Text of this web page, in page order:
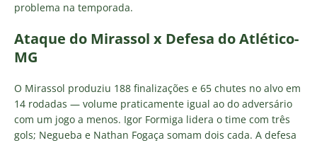
problema na temporada.
Ataque do Mirassol x Defesa do Atlético-
MG
O Mirassol produziu 188 finalizações e 65 chutes no alvo em
14 rodadas — volume praticamente igual ao do adversário
com um jogo a menos. Igor Formiga lidera o time com três
gols; Negueba e Nathan Fogaça somam dois cada. A defesa